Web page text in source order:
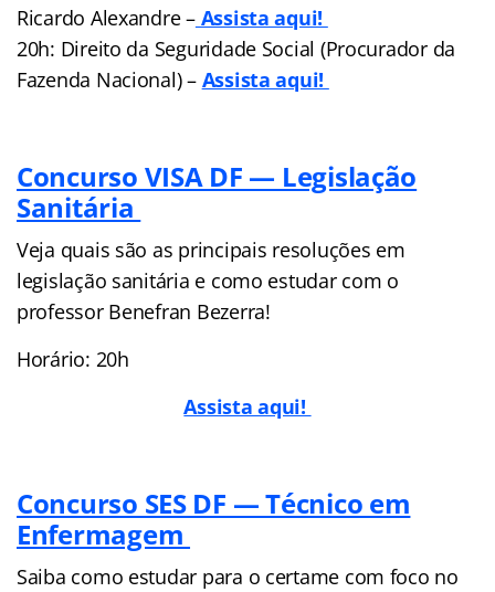
Ricardo Alexandre –Assista aqui!
20h: Direito da Seguridade Social (Procurador da
Fazenda Nacional) – Assista aqui!
Concurso VISA DF — Legislação
Sanitária
Veja quais são as principais resoluções em
legislação sanitária e como estudar com o
professor Benefran Bezerra!
Horário: 20h
Assista aqui!
Concurso SES DF — Técnico em
Enfermagem
Saiba como estudar para o certame com foco no